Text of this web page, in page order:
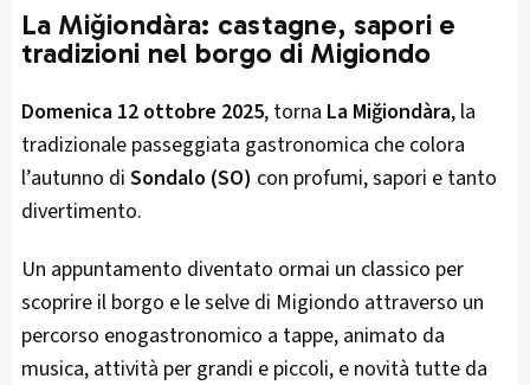
La Miğiondàra: castagne, sapori e
tradizioni nel borgo di Migiondo
Domenica 12 ottobre 2025, torna La Miğiondàra, la
tradizionale passeggiata gastronomica che colora
l’autunno di Sondalo (SO) con profumi, sapori e tanto
divertimento.
Un appuntamento diventato ormai un classico per
scoprire il borgo e le selve di Migiondo attraverso un
percorso enogastronomico a tappe, animato da
musica, attività per grandi e piccoli, e novità tutte da